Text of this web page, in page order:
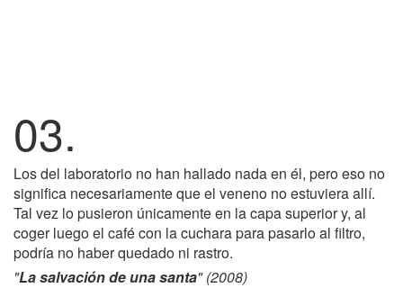
03.
Los del laboratorio no han hallado nada en él, pero eso no
significa necesariamente que el veneno no estuviera allí.
Tal vez lo pusieron únicamente en la capa superior y, al
coger luego el café con la cuchara para pasarlo al filtro,
podría no haber quedado ni rastro.
"La salvación de una santa" (2008)